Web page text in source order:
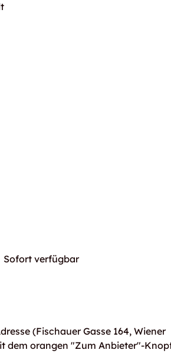
Sofort verfügbar
(Fischauer Gasse 164, Wiener
dem orangen "Zum Anbieter"-